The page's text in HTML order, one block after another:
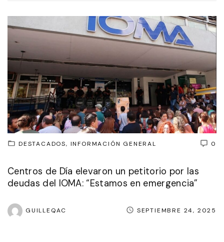
0
DESTACADOS INFORMACIÓN GENERAL
Centros de Día elevaron un petitorio por las
deudas del IOMA: “Estamos en emergencia”
GUILLEQAC SEPTIEMBRE 24, 2025